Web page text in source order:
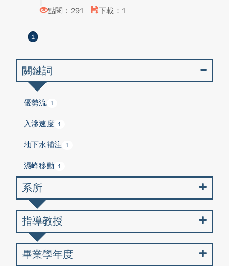
點閱：291
下載：1
1
關鍵詞
優勢流 1
入滲速度 1
地下水補注 1
濕峰移動 1
系所
指導教授
畢業學年度